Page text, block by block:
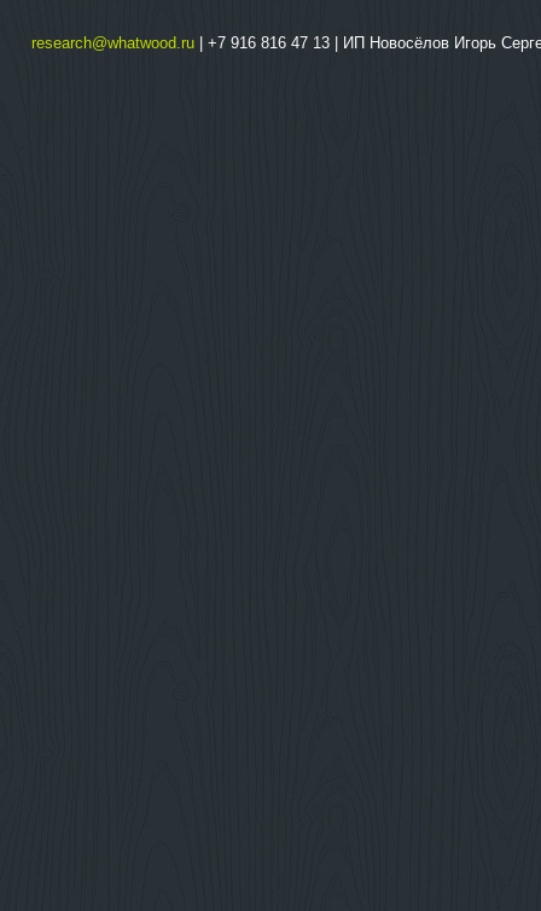
research@whatwood.ru | +7 916 816 47 13 | ИП Новосёлов Игорь